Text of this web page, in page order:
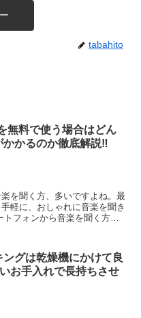
tabahito
無料で使う場合はどん
かかるのか徹底解説‼
を聞く方、多いですよね。最
軽に、おしゃれに音楽を聞き
フォンから音楽を聞く方が
ングは乾燥機にかけて良
お手入れで長持ちさせ